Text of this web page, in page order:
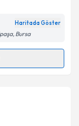
belirtilen
Haritada Göster
Bursa
talebi
için bir